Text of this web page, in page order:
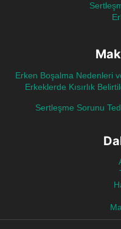
Erken Boşalma Nedenleri
Erkeklerde Kısırlık
Sertleşme Sorunu